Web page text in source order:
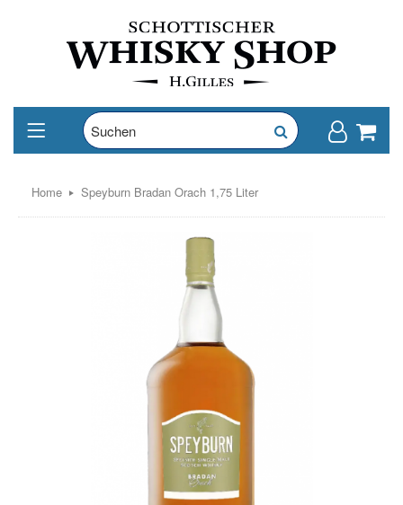
Home Speyburn Bradan Orach 1,75 Liter